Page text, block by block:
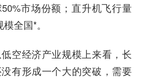
市场份额；直升机飞行量
全国*。
空经济产业规模上来看，长
有形成一个大的突破，需要